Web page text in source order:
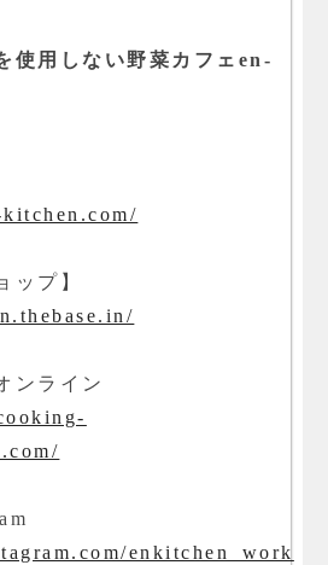
使用しない野菜カフェen-
ップ】
ンライン
enkitchen_work